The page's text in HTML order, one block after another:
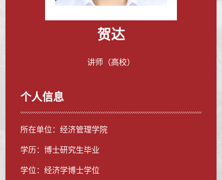
贺达
讲师（高校）
个人信息
所在单位：经济管理学院
学历：博士研究生毕业
学位：经济学博士学位